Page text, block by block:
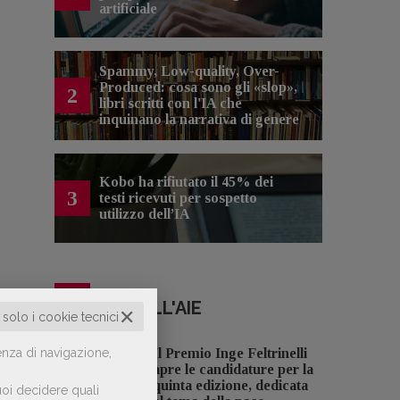
✕
i cookie tecnici
di navigazione,
decidere quali
artificiale
2
Spammy, Low-quality, Over-
Produced: cosa sono gli «slop»,
libri scritti con l'IA che
inquinano la narrativa di genere
3
Kobo ha rifiutato il 45% dei
testi ricevuti per sospetto
utilizzo dell’IA
NOTIZIE DALL'AIE
Il Premio Inge Feltrinelli
apre le candidature per la
quinta edizione, dedicata